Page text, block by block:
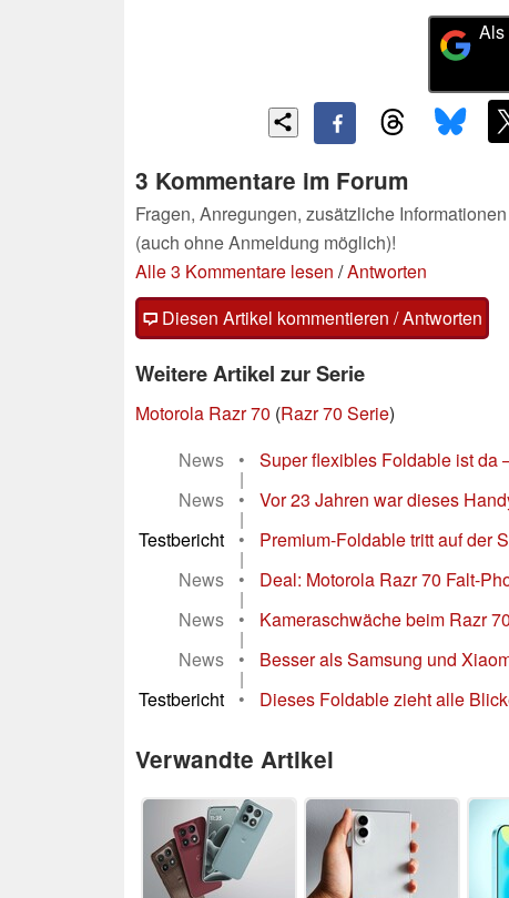
Als
3 Kommentare im Forum
Fragen, Anregungen, zusätzliche
(auch ohne Anmeldung möglich)!
Alle 3 Kommentare lesen /Antworten
Diesen Artikel kommentieren / Antworten
Weitere Artikel zur Serie
Motorola Razr 70 (Razr 70 Serie)
News
• Super flexibles Foldable ist da
|
News
• Vor 23 Jahren war dieses
|
Testbericht
• Premium-Foldable tritt auf der
|
News
• Deal: Motorola Razr 70 Falt-
|
News
• Kameraschwäche beim Razr
|
News
• Besser als Samsung und
|
Testbericht
• Dieses Foldable zieht alle
Verwandte Artikel